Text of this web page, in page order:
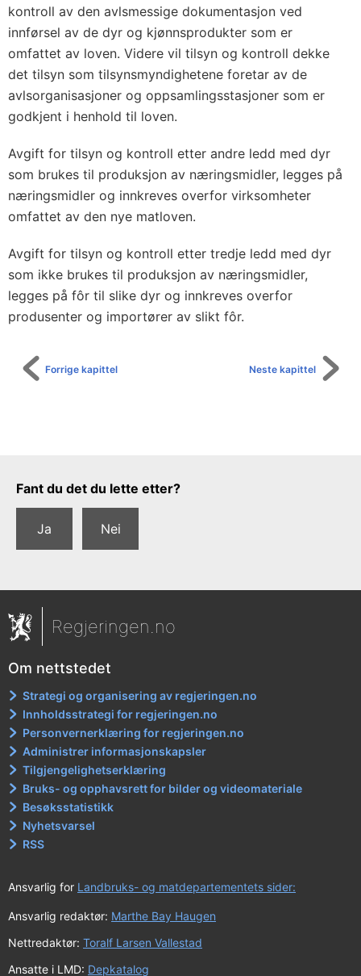
kontroll av den avlsmessige dokumentasjon ved
innførsel av de dyr og kjønnsprodukter som er
omfattet av loven. Videre vil tilsyn og kontroll dekke
det tilsyn som tilsynsmyndighetene foretar av de
avlsorganisasjoner og oppsamlingsstasjoner som er
godkjent i henhold til loven.
Avgift for tilsyn og kontroll etter andre ledd med dyr
som brukes til produksjon av næringsmidler, legges på
næringsmidler og innkreves overfor virksomheter
omfattet av den nye matloven.
Avgift for tilsyn og kontroll etter tredje ledd med dyr
som ikke brukes til produksjon av næringsmidler,
legges på fôr til slike dyr og innkreves overfor
produsenter og importører av slikt fôr.
Neste kapittel
Forrige kapittel
Tilbakemeldingsskjema
Fant du det du lette etter?
Ja Nei
Regjeringen.no
Om nettstedet
Strategi og organisering av regjeringen.no
Innholdsstrategi for regjeringen.no
Personvernerklæring for regjeringen.no
Administrer informasjonskapsler
Tilgjengelighetserklæring
Bruks- og opphavsrett for bilder og videomateriale
Besøksstatistikk
Nyhetsvarsel
RSS
Ansvarlig for Landbruks- og matdepartementets sider:
Ansvarlig redaktør: Marthe Bay Haugen
Nettredaktør: Toralf Larsen Vallestad
Ansatte i LMD: Depkatalog